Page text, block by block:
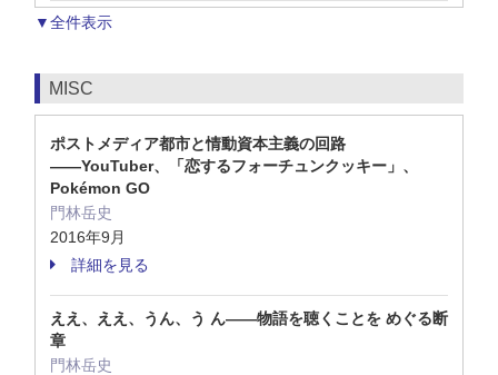
▼全件表示
MISC
ポストメディア都市と情動資本主義の回路
――YouTuber、「恋するフォーチュンクッキー」、
Pokémon GO
門林岳史
2016年9月
詳細を見る
ええ、ええ、うん、う ん――物語を聴くことを めぐる断
章
門林岳史